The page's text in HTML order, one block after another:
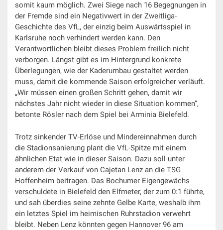
somit kaum möglich. Zwei Siege nach 16 Begegnungen in
der Fremde sind ein Negativwert in der Zweitliga-
Geschichte des VfL, der einzig beim Auswärtsspiel in
Karlsruhe noch verhindert werden kann. Den
Verantwortlichen bleibt dieses Problem freilich nicht
verborgen. Längst gibt es im Hintergrund konkrete
Überlegungen, wie der Kaderumbau gestaltet werden
muss, damit die kommende Saison erfolgreicher verläuft.
„Wir müssen einen großen Schritt gehen, damit wir
nächstes Jahr nicht wieder in diese Situation kommen“,
betonte Rösler nach dem Spiel bei Arminia Bielefeld.
Trotz sinkender TV-Erlöse und Mindereinnahmen durch
die Stadionsanierung plant die VfL-Spitze mit einem
ähnlichen Etat wie in dieser Saison. Dazu soll unter
anderem der Verkauf von Cajetan Lenz an die TSG
Hoffenheim beitragen. Das Bochumer Eigengewächs
verschuldete in Bielefeld den Elfmeter, der zum 0:1 führte,
und sah überdies seine zehnte Gelbe Karte, weshalb ihm
ein letztes Spiel im heimischen Ruhrstadion verwehrt
bleibt. Neben Lenz könnten gegen Hannover 96 am